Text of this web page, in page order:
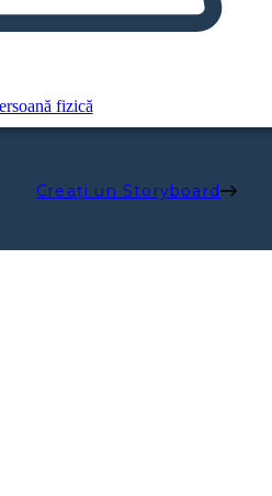
fizică
Creați un Storyboard